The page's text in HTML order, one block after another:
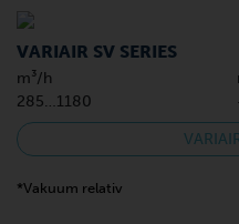
VARIAIR SV SERIES
m³/h
285…1180
*Vakuum relativ